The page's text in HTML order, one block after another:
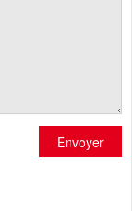
Envoyer